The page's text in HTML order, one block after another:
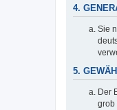
4.
Sie
5.
Der
grob